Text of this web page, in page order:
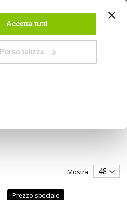
Accetta tutti
Personalizza
NEGOZI IL MIO NEGOZIO
Mostra
Prezzo speciale